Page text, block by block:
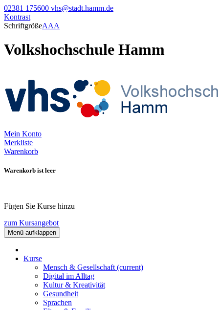
02381 175600 vhs@stadt.hamm.de
Kontrast
SchriftgrößeAAA
Volkshochschule Hamm
Mein Konto
Merkliste
Warenkorb
Warenkorb ist leer
Fügen Sie Kurse hinzu
zum Kursangebot
Menü aufklappen
Kurse
Mensch & Gesellschaft (current)
Digital im Alltag
Kultur & Kreativität
Gesundheit
Sprachen